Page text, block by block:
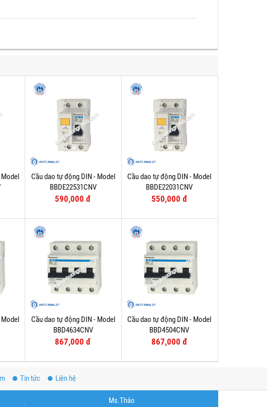
Cầu dao tự động DIN - Model
BBDE22531CNV
590,000 đ
Cầu dao tự động DIN - Model
BBDE22031CNV
550,000 đ
Cầu dao tự động DIN - Model
BBD4634CNV
867,000 đ
Cầu dao tự động DIN - Model
BBD4504CNV
867,000 đ
Tin tức Liên hệ
Ms.Thảo